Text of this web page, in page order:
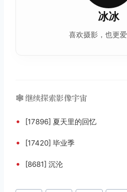
冰冰
喜欢摄影，也更爱
🕸️ 继续探索影像宇宙
• [17896] 夏天里的回忆
• [17420] 毕业季
• [8681] 沉沦